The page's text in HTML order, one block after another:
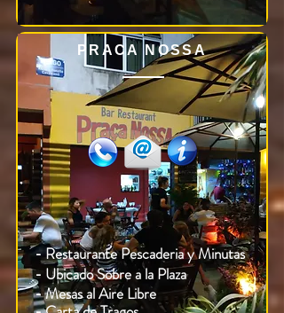
PRACA NOSSA
- Restaurante Pescaderia y Minutas
- Ubicado Sobre a la Plaza
- Mesas al Aire Libre